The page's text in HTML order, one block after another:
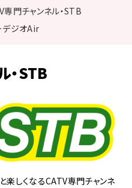
専門チャンネル・STB
デジオAir
・STB
楽しくなるCATV専門チャンネ